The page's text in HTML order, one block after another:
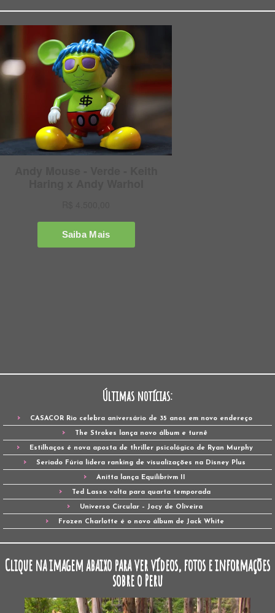
Últimas notícias:
CASACOR Rio celebra aniversário de 35 anos em novo endereço
The Strokes lança novo álbum e turnê
Estilhaços é nova aposta de thriller psicológico de Ryan Murphy
Seriado Fúria lidera ranking de visualizações na Disney Plus
Anitta lança Equilibrivm II
Ted Lasso volta para quarta temporada
Universo Circular – Jocy de Oliveira
Frozen Charlotte é o novo álbum de Jack White
Clique na imagem abaixo para ver vídeos, fotos e informações
sobre o Peru